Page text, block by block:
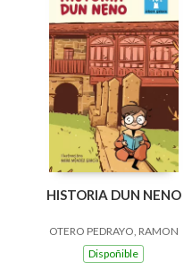
HISTORIA DUN NENO
OTERO PEDRAYO, RAMON
Dispoñible